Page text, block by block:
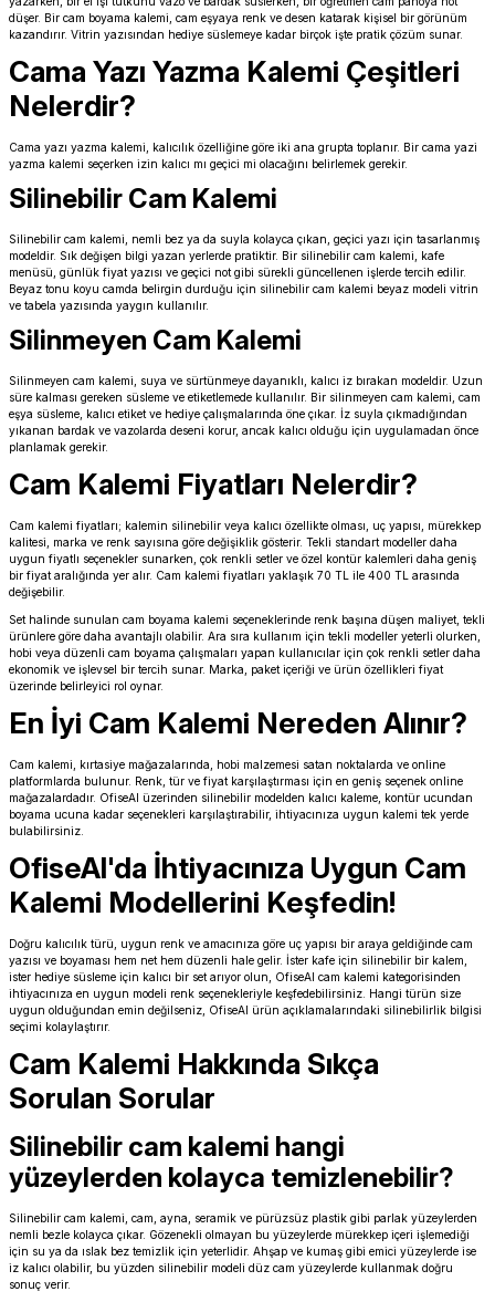
düşer. Bir cam boyama kalemi, cam eşyaya renk ve desen katarak kişisel bir görünüm
kazandırır. Vitrin yazısından hediye süslemeye kadar birçok işte pratik çözüm sunar.
Cama Yazı Yazma Kalemi Çeşitleri
Nelerdir?
Cama yazı yazma kalemi, kalıcılık özelliğine göre iki ana grupta toplanır. Bir cama yazi
yazma kalemi seçerken izin kalıcı mı geçici mi olacağını belirlemek gerekir.
Silinebilir Cam Kalemi
Silinebilir cam kalemi, nemli bez ya da suyla kolayca çıkan, geçici yazı için tasarlanmış
modeldir. Sık değişen bilgi yazan yerlerde pratiktir. Bir silinebilir cam kalemi, kafe
menüsü, günlük fiyat yazısı ve geçici not gibi sürekli güncellenen işlerde tercih edilir.
Beyaz tonu koyu camda belirgin durduğu için silinebilir cam kalemi beyaz modeli vitrin
ve tabela yazısında yaygın kullanılır.
Silinmeyen Cam Kalemi
Silinmeyen cam kalemi, suya ve sürtünmeye dayanıklı, kalıcı iz bırakan modeldir. Uzun
süre kalması gereken süsleme ve etiketlemede kullanılır. Bir silinmeyen cam kalemi, cam
eşya süsleme, kalıcı etiket ve hediye çalışmalarında öne çıkar. İz suyla çıkmadığından
yıkanan bardak ve vazolarda deseni korur, ancak kalıcı olduğu için uygulamadan önce
planlamak gerekir.
Cam Kalemi Fiyatları Nelerdir?
Cam kalemi fiyatları; kalemin silinebilir veya kalıcı özellikte olması, uç yapısı, mürekkep
kalitesi, marka ve renk sayısına göre değişiklik gösterir. Tekli standart modeller daha
uygun fiyatlı seçenekler sunarken, çok renkli setler ve özel kontür kalemleri daha geniş
bir fiyat aralığında yer alır. Cam kalemi fiyatları yaklaşık 70 TL ile 400 TL arasında
değişebilir.
Set halinde sunulan cam boyama kalemi seçeneklerinde renk başına düşen maliyet, tekli
ürünlere göre daha avantajlı olabilir. Ara sıra kullanım için tekli modeller yeterli olurken,
hobi veya düzenli cam boyama çalışmaları yapan kullanıcılar için çok renkli setler daha
ekonomik ve işlevsel bir tercih sunar. Marka, paket içeriği ve ürün özellikleri fiyat
üzerinde belirleyici rol oynar.
En İyi Cam Kalemi Nereden Alınır?
Cam kalemi, kırtasiye mağazalarında, hobi malzemesi satan noktalarda ve online
platformlarda bulunur. Renk, tür ve fiyat karşılaştırması için en geniş seçenek online
mağazalardadır. OfiseAl üzerinden silinebilir modelden kalıcı kaleme, kontür ucundan
boyama ucuna kadar seçenekleri karşılaştırabilir, ihtiyacınıza uygun kalemi tek yerde
bulabilirsiniz.
OfiseAl'da İhtiyacınıza Uygun Cam
Kalemi Modellerini Keşfedin!
Doğru kalıcılık türü, uygun renk ve amacınıza göre uç yapısı bir araya geldiğinde cam
yazısı ve boyaması hem net hem düzenli hale gelir. İster kafe için silinebilir bir kalem,
ister hediye süsleme için kalıcı bir set arıyor olun, OfiseAl cam kalemi kategorisinden
ihtiyacınıza en uygun modeli renk seçenekleriyle keşfedebilirsiniz. Hangi türün size
uygun olduğundan emin değilseniz, OfiseAl ürün açıklamalarındaki silinebilirlik bilgisi
seçimi kolaylaştırır.
Cam Kalemi Hakkında Sıkça
Sorulan Sorular
Silinebilir cam kalemi hangi
yüzeylerden kolayca temizlenebilir?
Silinebilir cam kalemi, cam, ayna, seramik ve pürüzsüz plastik gibi parlak yüzeylerden
nemli bezle kolayca çıkar. Gözenekli olmayan bu yüzeylerde mürekkep içeri işlemediği
için su ya da ıslak bez temizlik için yeterlidir. Ahşap ve kumaş gibi emici yüzeylerde ise
iz kalıcı olabilir, bu yüzden silinebilir modeli düz cam yüzeylerde kullanmak doğru
sonuç verir.